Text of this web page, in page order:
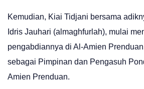
Kemudian, Kiai Tidjani bersama
Idris Jauhari (almaghfurlah), mulai
pengabdiannya di Al-Amien
sebagai Pimpinan dan Pengasuh
Amien Prenduan.